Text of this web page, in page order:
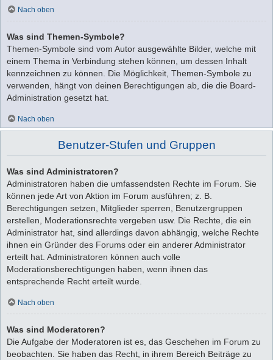
Nach oben
Was sind Themen-Symbole?
Themen-Symbole sind vom Autor ausgewählte Bilder, welche mit
einem Thema in Verbindung stehen können, um dessen Inhalt
kennzeichnen zu können. Die Möglichkeit, Themen-Symbole zu
verwenden, hängt von deinen Berechtigungen ab, die die Board-
Administration gesetzt hat.
Nach oben
Benutzer-Stufen und Gruppen
Was sind Administratoren?
Administratoren haben die umfassendsten Rechte im Forum. Sie
können jede Art von Aktion im Forum ausführen; z. B.
Berechtigungen setzen, Mitglieder sperren, Benutzergruppen
erstellen, Moderationsrechte vergeben usw. Die Rechte, die ein
Administrator hat, sind allerdings davon abhängig, welche Rechte
ihnen ein Gründer des Forums oder ein anderer Administrator
erteilt hat. Administratoren können auch volle
Moderationsberechtigungen haben, wenn ihnen das
entsprechende Recht erteilt wurde.
Nach oben
Was sind Moderatoren?
Die Aufgabe der Moderatoren ist es, das Geschehen im Forum zu
beobachten. Sie haben das Recht, in ihrem Bereich Beiträge zu